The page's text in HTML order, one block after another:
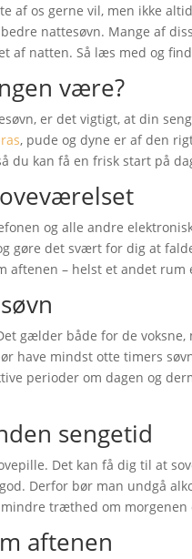
af os gerne vil, men ikke
nattesøvn. Mange af
af natten. Så læs med og
være?
er det vigtigt, at din
, pude og dyne er af den
du kan få en frisk start på
og alle andre
gøre det svært for dig at
aftenen – helst et andet rum
gælder både for de voksne,
have mindst otte timers
perioder om dagen og
sengetid
Det kan få dig til at
Derfor bør man undgå
træthed om morgenen
aftenen